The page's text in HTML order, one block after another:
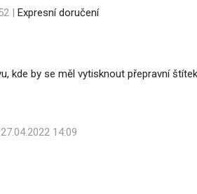
| Expresní doručení
kde by se měl vytisknout přepravní
27.04.2022 14:09